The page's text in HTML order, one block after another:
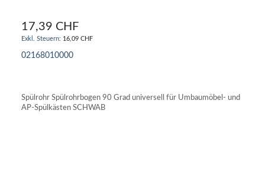
17,39 CHF
16,09 CHF
02168010000
Spülrohr Spülrohrbogen 90 Grad universell für Umbaumöbel- und
AP-Spülkästen SCHWAB